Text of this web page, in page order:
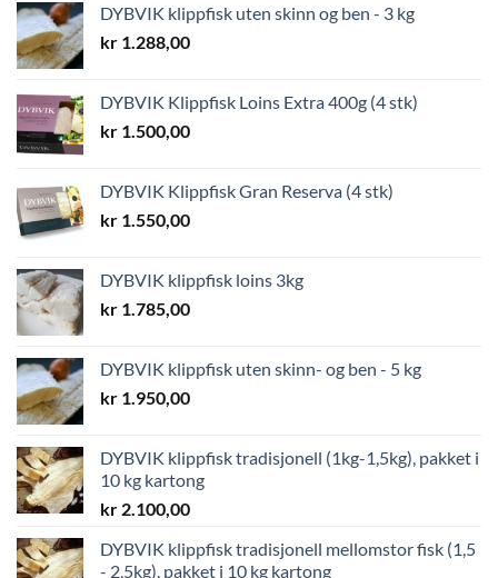
DYBVIK klippfisk uten skinn og ben - 3 kg
kr 1.288,00
DYBVIK Klippfisk Loins Extra 400g (4 stk)
kr 1.500,00
DYBVIK Klippfisk Gran Reserva (4 stk)
kr 1.550,00
DYBVIK klippfisk loins 3kg
kr 1.785,00
DYBVIK klippfisk uten skinn- og ben - 5 kg
kr 1.950,00
DYBVIK klippfisk tradisjonell (1kg-1,5kg), pakket i
10 kg kartong
kr 2.100,00
DYBVIK klippfisk tradisjonell mellomstor fisk (1,5
- 2,5kg), pakket i 10 kg kartong